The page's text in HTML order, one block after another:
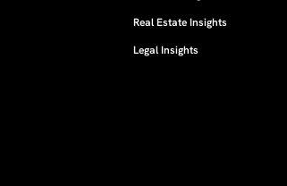
Real Estate Insights
Legal Insights